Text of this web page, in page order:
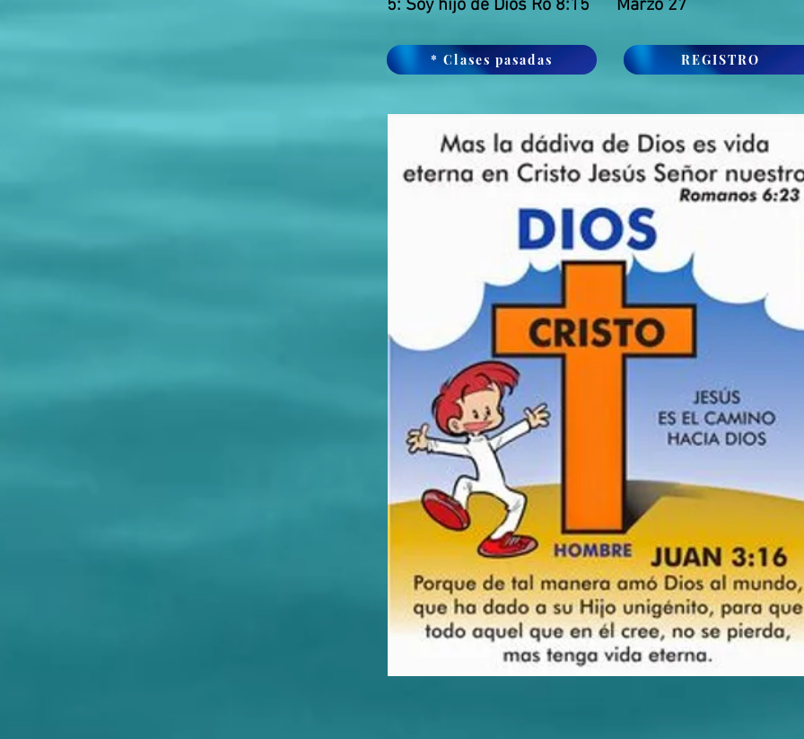
5: Soy hijo de Dios Ro 8:15 Marzo 27
* Clases pasadas REGISTRO